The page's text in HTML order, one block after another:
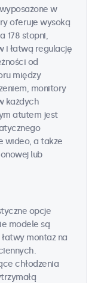
w
oferuje wysoką
178 stopni,
i łatwą regulację
od
między
monitory
każdych
atutem jest
wideo, a także
lub
opcje
modele są
montaż na
chłodzenia